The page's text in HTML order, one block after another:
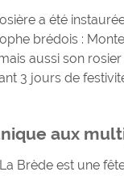
a été
brédois :
aussi son
3 jours de
aux
Brède est une